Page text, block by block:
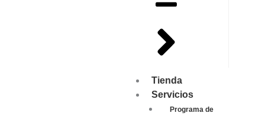
Tienda
Servicios
Programa de